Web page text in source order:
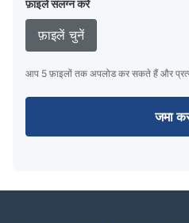
फ़ाइलें संलग्न करें
फ़ाइलें चुनें
आप 5 फ़ाइलों तक अपलोड कर सकते हैं और
जमा